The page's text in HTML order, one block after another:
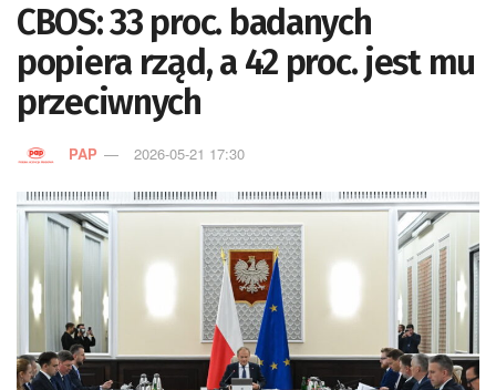
CBOS: 33 proc. badanych
popiera rząd, a 42 proc. jest mu
przeciwnych
PAP 2026-05-21 17:30